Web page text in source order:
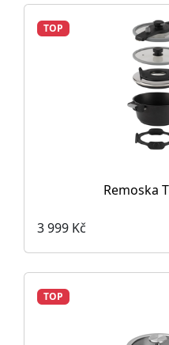
TOP
Remoska
3 999 Kč
TOP